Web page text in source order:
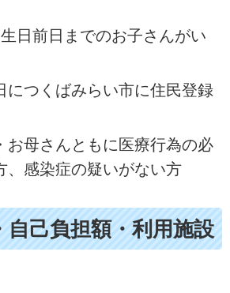
日前日までのお子さんがい
につくばみらい市に住民登録
お母さんともに医療行為の必
、感染症の疑いがない方
自己負担額・利用施設